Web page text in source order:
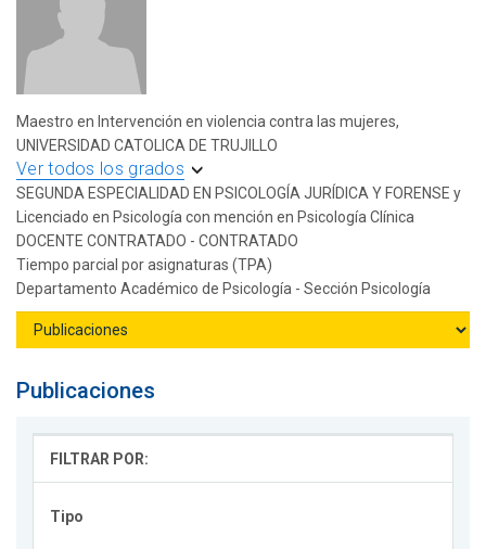
Maestro en Intervención en violencia contra las mujeres,
UNIVERSIDAD CATOLICA DE TRUJILLO
Ver todos los grados
SEGUNDA ESPECIALIDAD EN PSICOLOGÍA JURÍDICA Y FORENSE y
Licenciado en Psicología con mención en Psicología Clínica
DOCENTE CONTRATADO - CONTRATADO
Tiempo parcial por asignaturas (TPA)
Departamento Académico de Psicología - Sección Psicología
Publicaciones
FILTRAR POR:
Tipo